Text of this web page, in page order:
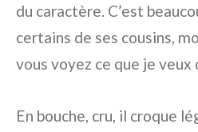
du caractère. C’est
certains de ses cousins,
vous voyez ce que je veux
En bouche, cru, il croque